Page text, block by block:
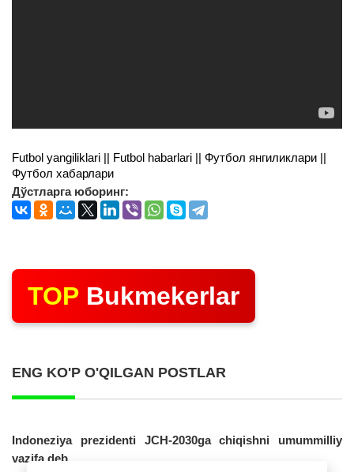
Futbol yangiliklari || Futbol habarlari || Футбол янгиликлари ||
Футбол хабарлари
Дўстларга юборинг:
TOP Bukmekerlar
ENG KO'P O'QILGAN POSTLAR
Indoneziya prezidenti JCH-2030ga chiqishni umummilliy
vazifa deb...